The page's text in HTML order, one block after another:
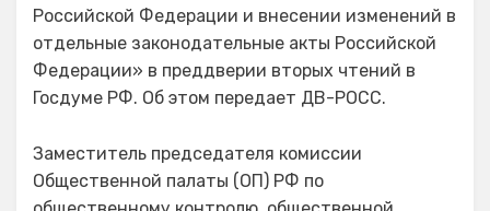
Российской Федерации и внесении изменений в
отдельные законодательные акты Российской
Федерации» в преддверии вторых чтений в
Госдуме РФ. Об этом передает ДВ-РОСС.
Заместитель председателя комиссии
Общественной палаты (ОП) РФ по